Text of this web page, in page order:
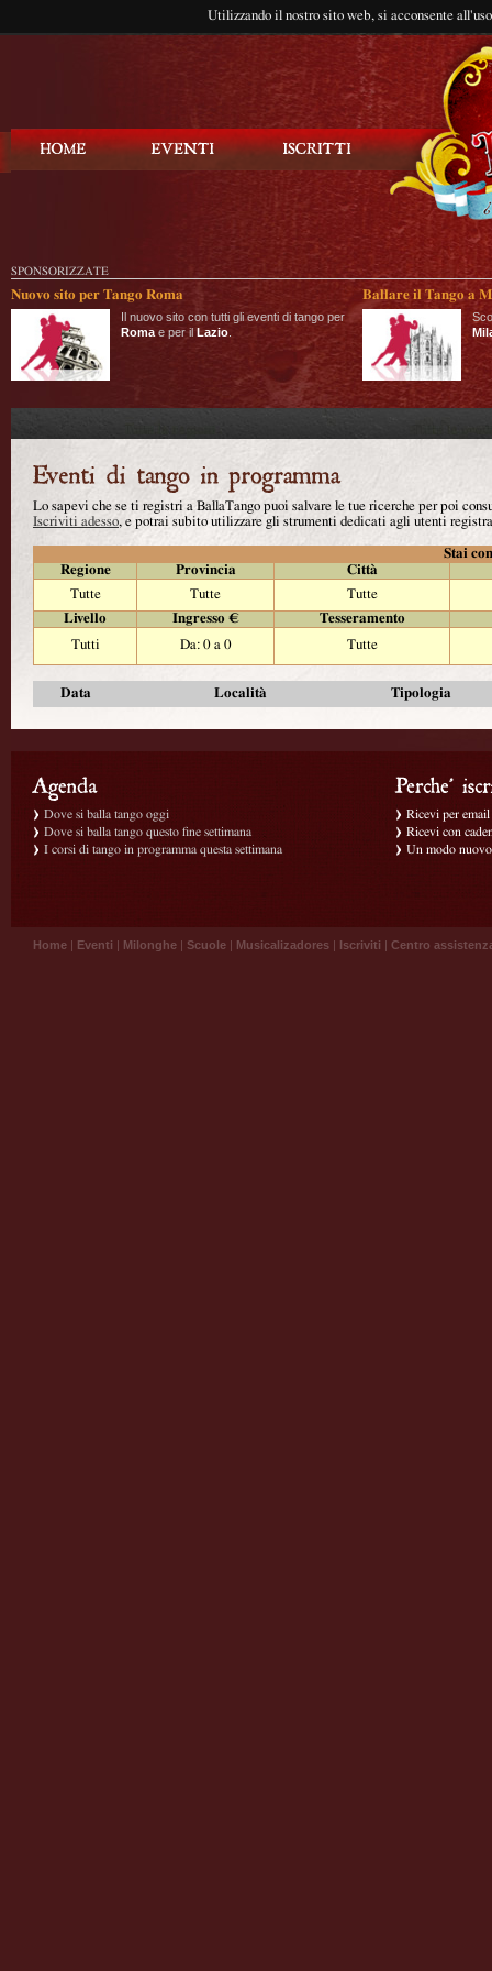
Utilizzando il nostro sito web, si acconsente
SPONSORIZZATE
Nuovo sito per Tango Roma
Il nuovo sito con tutti gli eventi di tango per
Roma e per il Lazio
Ballare il Tango a
Lo sapevi che se ti registri a BallaTango puoi salvare le tue ricerche per poi
Iscriviti adesso, e potrai subito utilizzare gli strumenti dedicati agli utenti
Stai
Regione
Provincia
Città
Tutte
Tutte
Tutte
Livello
Ingresso €
Tesseramento
Tutti
Da: 0 a 0 Tutte
Data Località Tipologia
Dove si balla tango oggi
Dove si balla tango questo fine settimana
I corsi di tango in programma questa settimana
Ricevi per
Ricevi con
Un modo
Home | Eventi | Milonghe | Scuole | Musicalizadores | Iscriviti | Centro